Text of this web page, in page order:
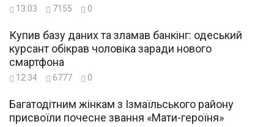
13:03 7155 0
Купив базу даних та зламав банкінг: одеський
курсант обікрав чоловіка заради нового
смартфона
12:34 6777 0
Багатодітним жінкам з Ізмаїльського району
присвоїли почесне звання «Мати-героїня»